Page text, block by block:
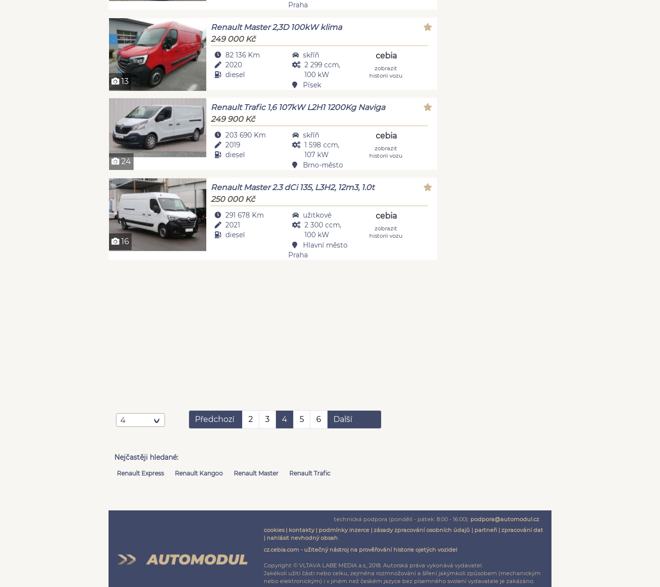
Praha
13
Renault Master 2,3D 100kW klima
249 000 Kč
82 136 Km
2020
diesel
skříň
2 299 ccm,
100 kW
Písek
cebia
zobrazit
historii vozu
24
Renault Trafic 1,6 107kW L2H1 1200Kg Naviga
249 900 Kč
203 690 Km
2019
diesel
skříň
1 598 ccm,
107 kW
Brno-město
cebia
zobrazit
historii vozu
16
Renault Master 2.3 dCi 135, L3H2, 12m3, 1.0t
250 000 Kč
291 678 Km
2021
diesel
užitkové
2 300 ccm,
100 kW
Hlavní město
Praha
cebia
zobrazit
historii vozu
4 Předchozí 2 3 4 5 6 Další
Nejčastěji hledané:
Renault Express Renault Kangoo Renault Master Renault Trafic
technická podpora (pondělí - pátek: 8:00 - 16:00): podpora@automodul.cz
cookies| kontakty| podmínky inzerce| zásady zpracování osobních údajů | partneři| zpracování dat
| nahlásit nevhodný obsah
cz.cebia.com - užitečný nástroj na prověřování historie ojetých vozidel
Copyright © VLTAVA LABE MEDIA a.s., 2018. Autorská práva vykonává vydavatel.
Jakékoli užití části nebo celku, zejména rozmnožování a šíření jakýmkoli způsobem (mechanickým
nebo elektronickým) i v jiném než českém jazyce bez písemného svolení vydavatele je zakázáno.